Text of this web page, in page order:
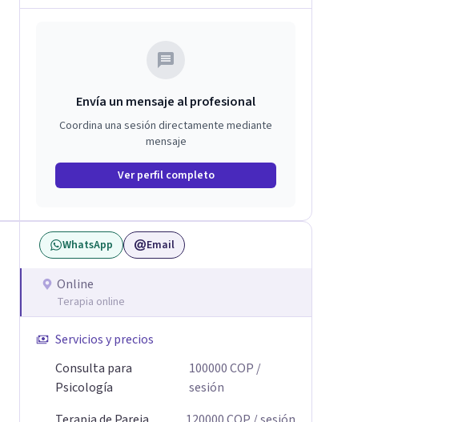
Envía un mensaje al profesional
Coordina una sesión directamente mediante
mensaje
Ver perfil completo
WhatsApp Email
Online
Terapia online
Servicios y precios
Consulta para
Psicología
100000COP /
sesión